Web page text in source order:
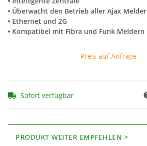
• Überwacht den Betrieb aller Ajax Melder
• Ethernet und 2G
• Kompatibel mit Fibra und Funk Meldern
Preis auf Anfrage
Sofort verfügbar
PRODUKT WEITER EMPFEHLEN >